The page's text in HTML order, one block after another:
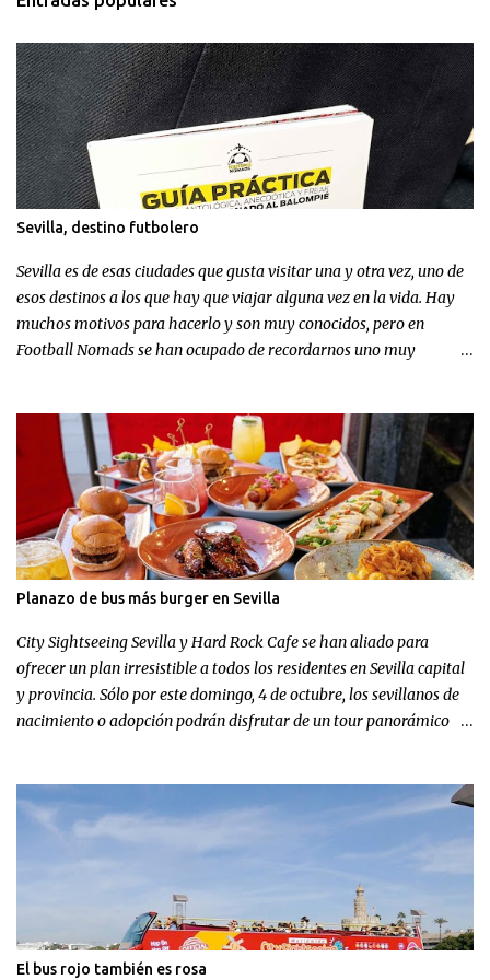
Sevilla, destino futbolero
Sevilla es de esas ciudades que gusta visitar una y otra vez, uno de
esos destinos a los que hay que viajar alguna vez en la vida. Hay
muchos motivos para hacerlo y son muy conocidos, pero en
Football Nomads se han ocupado de recordarnos uno muy
Planazo de bus más burger en Sevilla
City Sightseeing Sevilla y Hard Rock Cafe se han aliado para
ofrecer un plan irresistible a todos los residentes en Sevilla capital
y provincia. Sólo por este domingo, 4 de octubre, los sevillanos de
nacimiento o adopción podrán disfrutar de un tour panorámico
El bus rojo también es rosa